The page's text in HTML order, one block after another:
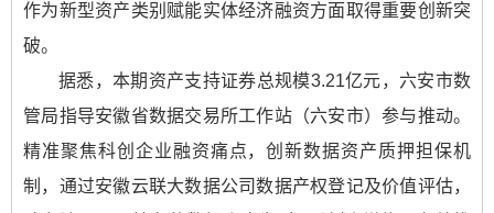
作为新型资产类别赋能实体经济融资方面取得重要创新突
破。
据悉，本期资产支持证券总规模3.21亿元，六安市数
管局指导安徽省数据交易所工作站（六安市）参与推动。
精准聚焦科创企业融资痛点，创新数据资产质押担保机
制，通过安徽云联大数据公司数据产权登记及价值评估，